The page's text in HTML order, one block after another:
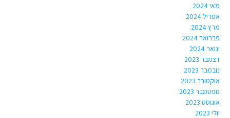
מאי 2024
אפריל 2024
מרץ 2024
פברואר 2024
ינואר 2024
דצמבר 2023
נובמבר 2023
אוקטובר 2023
ספטמבר 2023
אוגוסט 2023
יולי 2023